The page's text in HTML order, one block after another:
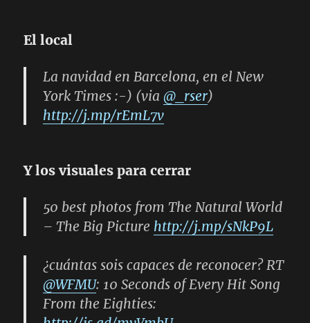
El local
La navidad en Barcelona, en el New
York Times :-) (via @_rser)
http://j.mp/rEmL7v
Y los visuales para cerrar
50 best photos from The Natural World
– The Big Picture http://j.mp/sNkP9L
¿cuántas sois capaces de reconocer?RT
@WFMU: 10 Seconds of Every Hit Song
From the Eighties: